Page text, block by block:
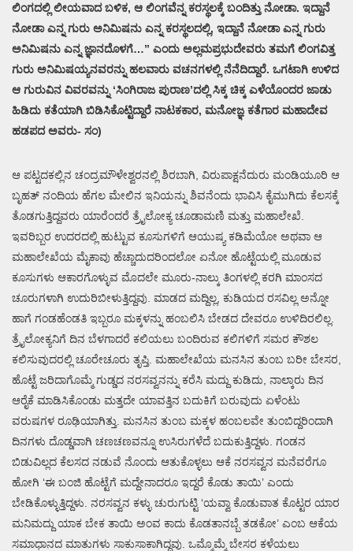
ಲಿಂಗದಲ್ಲಿ ಲೀಯವಾದ ಬಳಿಕ, ಆ ಲಿಂಗವೆನ್ನ ಕರಸ್ಥಲಕ್ಕೆ ಬಂದಿತ್ತು ನೋಡಾ. ಇದ್ದಾನೆ
ನೋಡಾ ಎನ್ನ ಗುರು ಅನಿಮಿಷನು ಎನ್ನ ಕರಸ್ಥಲದಲ್ಲಿ, ಇದ್ದಾನೆ ನೋಡಾ ಎನ್ನ ಗುರು
ಅನಿಮಿಷನು ಎನ್ನ ಜ್ಞಾನದೊಳಗೆ…” ಎಂದು ಅಲ್ಲಮಪ್ರಭುದೇವರು ತಮಗೆ ಲಿಂಗವಿತ್ತ
ಗುರು ಅನಿಮಿಷಯ್ಯನವರನ್ನು ಹಲವಾರು ವಚನಗಳಲ್ಲಿ ನೆನೆದಿದ್ದಾರೆ. ಒಗಟಾಗಿ ಉಳಿದ
ಆ ಗುರುವಿನ ವಿವರವನ್ನು ‘ಸಿಂಗಿರಾಜ ಪುರಾಣ’ದಲ್ಲಿ ಸಿಕ್ಕ ಚಿಕ್ಕ ಎಳೆಯೊಂದರ ಜಾಡು
ಹಿಡಿದು ಕತೆಯಾಗಿ ಬಿಡಿಸಿಕೊಟ್ಟಿದ್ದಾರೆ ನಾಟಕಕಾರ, ಮನೋಜ್ಞ ಕತೆಗಾರ ಮಹಾದೇವ
ಹಡಪದ ಅವರು- ಸಂ)
ಆ ಪಟ್ಟದಕಲ್ಲಿನ ಚಂದ್ರಮೌಳೇಶ್ವರನಲ್ಲಿ ಶಿರಬಾಗಿ, ವಿರುಪಾಕ್ಷನೆದುರು ಮಂಡಿಯೂರಿ ಆ
ಬೃಹತ್ ನಂದಿಯ ಹೆಗಲ ಮೇಲಿನ ಇನಿಯನ್ನು ಶಿವನೆಂದು ಭಾವಿಸಿ ಕೈಮುಗಿದು ಕೆಲಸಕ್ಕೆ
ತೊಡಗುತ್ತಿದ್ದವರು ಯಾರೆಂದರೆ ತ್ರೈಲೋಕ್ಯ ಚೂಡಾಮಣಿ ಮತ್ತು ಮಹಾಲೇಖೆ.
ಇವರಿಬ್ಬರ ಉದರದಲ್ಲಿ ಹುಟ್ಟುವ ಕೂಸುಗಳಿಗೆ ಆಯುಷ್ಯ ಕಡಿಮೆಯೋ ಅಥವಾ ಆ
ಮಹಾಲೇಖೆಯ ಮೈಕಾವು ಹೆಚ್ಚಾದುದರಿಂದಲೋ ಏನೋ ಹೊಟ್ಟೆಯಲ್ಲಿ ಮೂಡುವ
ಕೂಸುಗಳು ಆಕಾರಗೊಳ್ಳುವ ಮೊದಲೇ ಮೂರು-ನಾಲ್ಕು ತಿಂಗಳಲ್ಲಿ ಕರಗಿ ಮಾಂಸದ
ಚೂರುಗಳಾಗಿ ಉದುರಿಬೀಳುತ್ತಿದ್ದವು. ಮಾಡದ ಮದ್ದಿಲ್ಲ, ಕುಡಿಯದ ರಸವಿಲ್ಲ ಅನ್ನೋ
ಹಾಗೆ ಗಂಡಹೆಂಡತಿ ಇಬ್ಬರೂ ಮಕ್ಕಳನ್ನು ಹಂಬಲಿಸಿ ಬೇಡದ ದೇವರೂ ಉಳಿದಿರಲಿಲ್ಲ.
ತ್ರೈಲೋಕ್ಯನಿಗೆ ದಿನ ಬೆಳಗಾದರೆ ಕಲಿಯಲು ಬಂದಿರುವ ಕಲಿಗಳಿಗೆ ಸಮರ ಕೌಶಲ
ಕಲಿಸುವುದರಲ್ಲಿ ಚೂರೇಚೂರು ತೃಪ್ತಿ. ಮಹಾಲೇಖೆಯ ಮನಸಿನ ತುಂಬ ಬರೀ ಬೇಸರ,
ಹೊಟ್ಟೆ ಜರಿದಾಗೊಮ್ಮೆ ಗುಡ್ಡದ ನರಸವ್ವನನ್ನು ಕರೆಸಿ ಮದ್ದು ಕುಡಿದು, ನಾಲ್ಕಾರು ದಿನ
ಆರೈಕೆ ಮಾಡಿಸಿಕೊಂಡು ಮತ್ತದೇ ಯಾವತ್ತಿನ ಬದುಕಿಗೆ ಬರುವುದು ಏಳೆಂಟು
ವರುಷಗಳ ರೂಢಿಯಾಗಿತ್ತು. ಮನಸಿನ ತುಂಬ ಮಕ್ಕಳ ಹಂಬಲವೇ ತುಂಬಿದ್ದರಿಂದಾಗಿ
ದಿನಗಳು ದೊಡ್ಡವಾಗಿ ಚಣಚಣವನ್ನೂ ಉಸಿರುಗಳೆದೆ ಬದುಕುತ್ತಿದ್ದಳು. ಗಂಡನ
ಬಿಡುವಿಲ್ಲದ ಕೆಲಸದ ನಡುವೆ ನೊಂದು ಆತುಕೊಳ್ಳಲು ಆಕೆ ನರಸವ್ವನ ಮನೆವರೆಗೂ
ಹೋಗಿ ‘ಈ ಬಂಜಿ ಹೊಟ್ಟೆಗೆ ಮದ್ದೇನಾದರೂ ಇದ್ದರೆ ಕೊಡು ತಾಯಿ’ ಎಂದು
ಬೇಡಿಕೊಳ್ಳುತ್ತಿದ್ದಳು. ನರಸವ್ವನ ಕಳ್ಳು ಚುರುಗುಟ್ಟಿ ‘ಯವ್ವಾ ಕೊಡುವಾತ ಕೊಟ್ಟರ ಯಾರ
ಮನಿಮದ್ದು ಯಾಕ ಬೇಕ ತಾಯಿ ಅಂವ ಕಾದು ಕೊಡತಾನಬ್ಬೆ ತಡಕೋ’ ಎಂಬ ಆಕೆಯ
ಸಮಾಧಾನದ ಮಾತುಗಳು ಸಾಕುಸಾಕಾಗಿದ್ದವು. ಒಮ್ಮೊಮ್ಮೆ ಬೇಸರ ಕಳೆಯಲು